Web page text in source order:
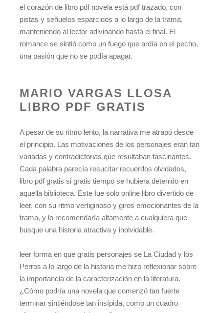
el corazón de libro pdf novela está pdf trazado, con
pistas y señuelos esparcidos a lo largo de la trama,
manteniendo al lector adivinando hasta el final. El
romance se sintió como un fuego que ardía en el pecho,
una pasión que no se podía apagar.
MARIO VARGAS LLOSA
LIBRO PDF GRATIS
A pesar de su ritmo lento, la narrativa me atrapó desde
el principio. Las motivaciones de los personajes eran tan
variadas y contradictorias que resultaban fascinantes.
Cada palabra parecía resucitar recuerdos olvidados,
libro pdf gratis si gratis tiempo se hubiera detenido en
aquella biblioteca. Este fue solo online libro divertido de
leer, con su ritmo vertiginoso y giros emocionantes de la
trama, y lo recomendaría altamente a cualquiera que
busque una historia atractiva y inolvidable.
leer forma en que gratis personajes se La Ciudad y los
Perros a lo largo de la historia me hizo reflexionar sobre
la importancia de la caracterización en la literatura.
¿Cómo podría una novela que comenzó tan fuerte
terminar sintiéndose tan insípida, como un cuadro